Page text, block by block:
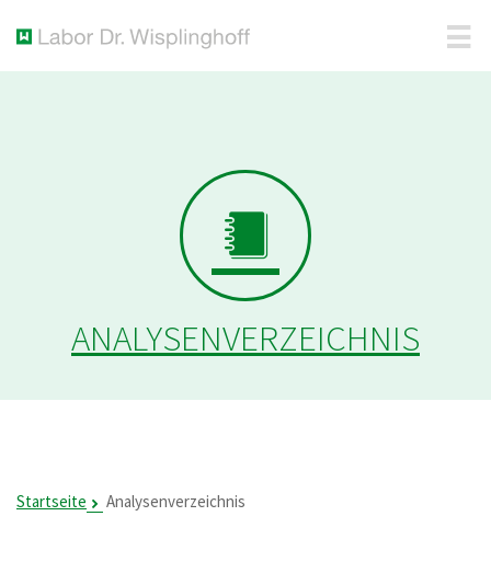
ANALYSENVERZEICHNIS
Startseite Analysenverzeichnis